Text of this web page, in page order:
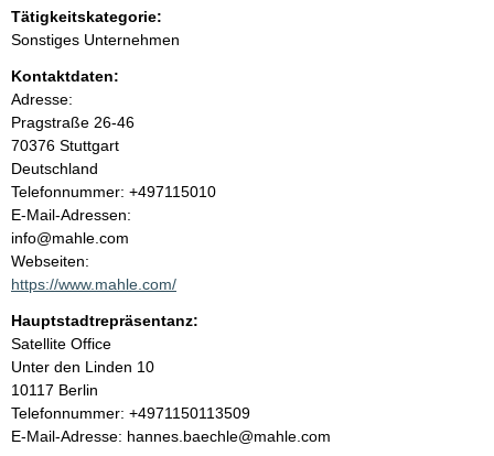
n
i
n
h
a
l
t
Tätigkeitskategorie:
Sonstiges Unternehmen
Kontaktdaten:
Adresse:
Pragstraße 26-46
70376 Stuttgart
Deutschland
K
o
n
t
a
t
i
n
f
o
r
Telefonnummer: +497115010
E-Mail-Adressen:
info@mahle.com
Webseiten:
https://www.mahle.com/
Hauptstadtrepräsentanz:
A
d
r
e
s
Satellite Office
Unter den Linden 10
10117 Berlin
K
o
Telefonnummer: +4971150113509
E-Mail-Adresse: hannes.baechle@mahle.com